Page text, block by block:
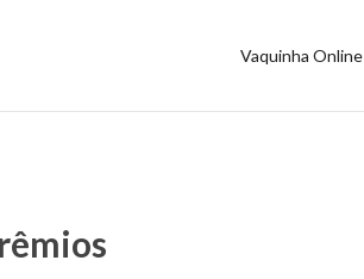
Vaquinha Online